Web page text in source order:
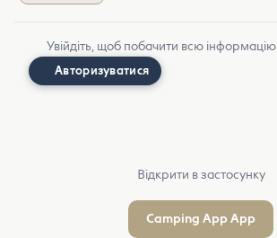
Увійдіть, щоб побачити всю інформацію
Авторизуватися
Відкрити в застосунку
Camping App App